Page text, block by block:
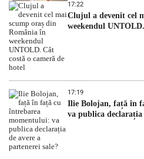
17:22
Clujul a devenit cel
weekendul
17:19
Ilie Bolojan, față în
va publica declarația